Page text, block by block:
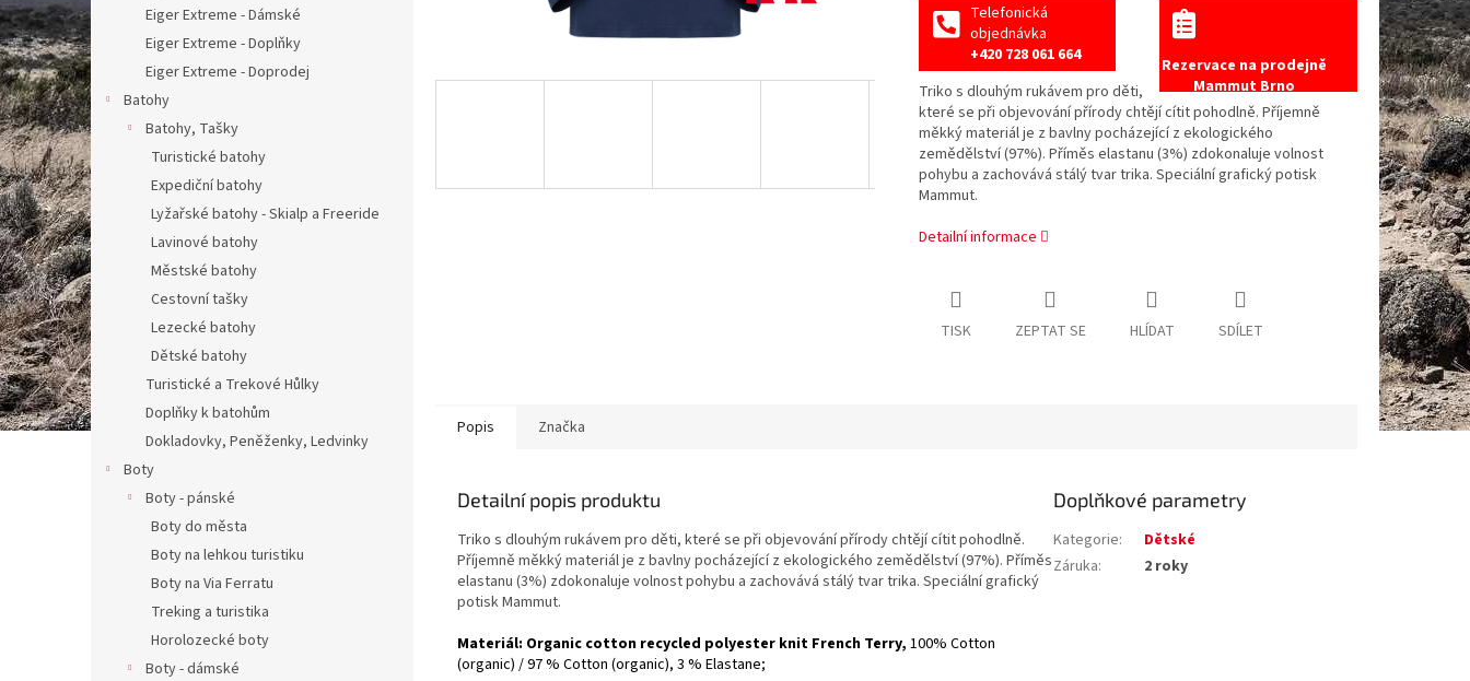
Eiger Extreme - Dámské
Eiger Extreme - Doplňky
Eiger Extreme - Doprodej
Batohy
Batohy, Tašky
Turistické batohy
Expediční batohy
Lyžařské batohy - Skialp a Freeride
Lavinové batohy
Městské batohy
Cestovní tašky
Lezecké batohy
Dětské batohy
Turistické a Trekové Hůlky
Doplňky k batohům
Dokladovky, Peněženky, Ledvinky
Boty
Boty - pánské
Boty do města
Boty na lehkou turistiku
Boty na Via Ferratu
Treking a turistika
Horolozecké boty
Boty - dámské
Rezervace na prodejně
Mammut Brno
Telefonická
objednávka
+420 728 061 664
Triko s dlouhým rukávem pro děti,
které se při objevování přírody chtějí cítit pohodlně. Příjemně
měkký materiál je z bavlny pocházející z ekologického
zemědělství (97%). Příměs elastanu (3%) zdokonaluje volnost
pohybu a zachovává stálý tvar trika. Speciální grafický potisk
Mammut.
Detailní informace
TISK ZEPTAT SE HLÍDAT SDÍLET
Popis Značka
Detailní popis produktu
Triko s dlouhým rukávem pro děti, které se při objevování přírody chtějí cítit pohodlně.
Příjemně měkký materiál je z bavlny pocházející z ekologického zemědělství (97%). Příměs
elastanu (3%) zdokonaluje volnost pohybu a zachovává stálý tvar trika. Speciální grafický
potisk Mammut.
Materiál: Organic cotton recycled polyester knit French Terry, 100% Cotton
(organic) / 97 % Cotton (organic), 3 % Elastane;
Doplňkové parametry
Kategorie:
Dětské
Záruka: 2 roky